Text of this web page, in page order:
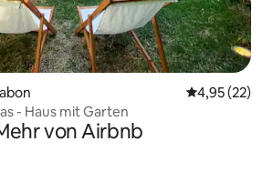
4,95 (22)
- Haus mit Garten
von Airbnb